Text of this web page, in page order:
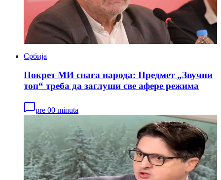
Србија
Покрет МИ снага народа: Предмет „Звучни
топ“ треба да заглуши све афере режима
pre 00 minuta